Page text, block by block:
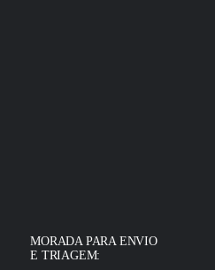
MORADA PARA ENVIO
E TRIAGEM: